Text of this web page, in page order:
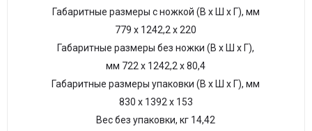
Габаритные размеры с ножкой (В х Ш х Г), мм
779 х 1242,2 х 220
Габаритные размеры без ножки (В х Ш х Г),
мм 722 х 1242,2 х 80,4
Габаритные размеры упаковки (В х Ш х Г), мм
830 х 1392 х 153
Вес без упаковки, кг 14,42